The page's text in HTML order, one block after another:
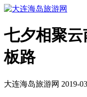
七夕相聚
板路
大连海岛旅游网 2019-